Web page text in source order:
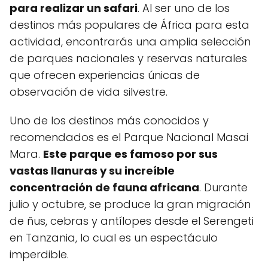
para realizar un safari. Al ser uno de los
destinos más populares de África para esta
actividad, encontrarás una amplia selección
de parques nacionales y reservas naturales
que ofrecen experiencias únicas de
observación de vida silvestre.
Uno de los destinos más conocidos y
recomendados es el Parque Nacional Masai
Mara. Este parque es famoso por sus
vastas llanuras y su increíble
concentración de fauna africana. Durante
julio y octubre, se produce la gran migración
de ñus, cebras y antílopes desde el Serengeti
en Tanzania, lo cual es un espectáculo
imperdible.